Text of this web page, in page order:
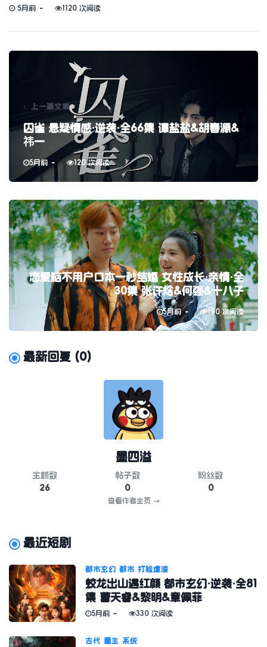
5月前 1120 次阅读
上一篇文章
囚雀 悬疑情感·逆袭·全66集 谭盐盐&胡春源&
祎一
5月前 120 次阅读
下一篇文章
恋爱脑不用户口本一秒结婚 女性成长·亲情·全
30集 张许焓&何强&十八子
5月前 190 次阅读
最新回复 (0)
墨四溢
主题数
26
帖子数
0
粉丝数
0
查看作者主页 →
最近短剧
都市玄幻 都市 打脸虐渣
蛟龙出山遇红颜 都市玄幻·逆袭·全81
集 曹天睿&黎明&章佩菲
5月前 330 次阅读
古代 重生 系统